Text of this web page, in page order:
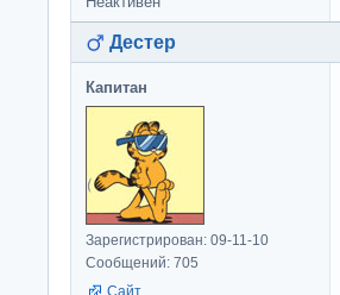
Дестер
Капитан
Зарегистрирован: 09-11-10
Сообщений: 705
Сайт